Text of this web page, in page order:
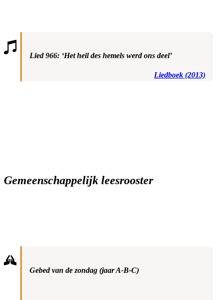
Lied 966: ‘Het heil des hemels werd ons deel’
Liedboek (2013)
Gemeenschappelijk leesrooster
Gebed van de zondag (jaar A-B-C)